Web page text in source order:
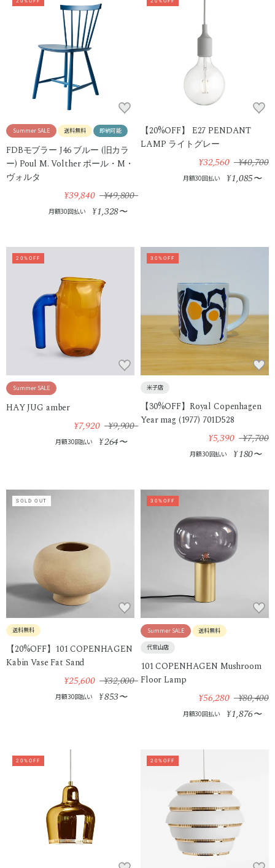
20%OFF
Summer SALE 送料無料 即納可能
FDBモブラー J46 ブルー (旧カラ
ー) Poul M. Volther ポール・M・
ヴォルタ
¥39,840 ¥49,800
月額30回払い ¥1,328〜
20%OFF
【20%OFF】 E27 PENDANT
LAMP ライトグレー
¥32,560 ¥40,700
月額30回払い ¥1,085〜
20%OFF
Summer SALE
HAY JUG amber
¥7,920 ¥9,900
月額30回払い ¥264〜
30%OFF
米子店
【30%OFF】Royal Copenhagen
Year mag (1977) 701D528
¥5,390 ¥7,700
月額30回払い ¥180〜
SOLD OUT
送料無料
【20%OFF】101 COPENHAGEN
Kabin Vase Fat Sand
¥25,600 ¥32,000
月額30回払い ¥853〜
30%OFF
Summer SALE 送料無料
代官山店
101 COPENHAGEN Mushroom
Floor Lamp
¥56,280 ¥80,400
月額30回払い ¥1,876〜
20%OFF 20%OFF